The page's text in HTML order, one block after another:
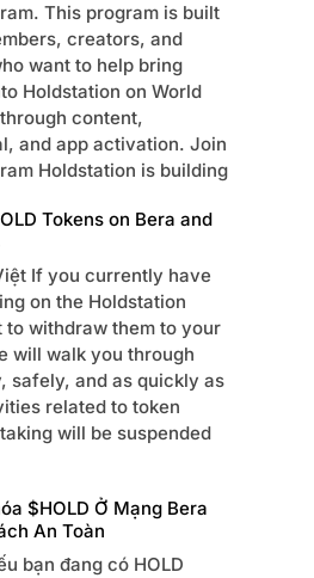
This program is built
creators, and
want to help bring
Holdstation on World
content,
and app activation. Join
Holdstation is building
Tokens on Bera and
If you currently have
on the Holdstation
to withdraw them to your
will walk you through
safely, and as quickly as
related to token
will be suspended
$HOLD Ở Mạng Bera
An Toàn
bạn đang có HOLD